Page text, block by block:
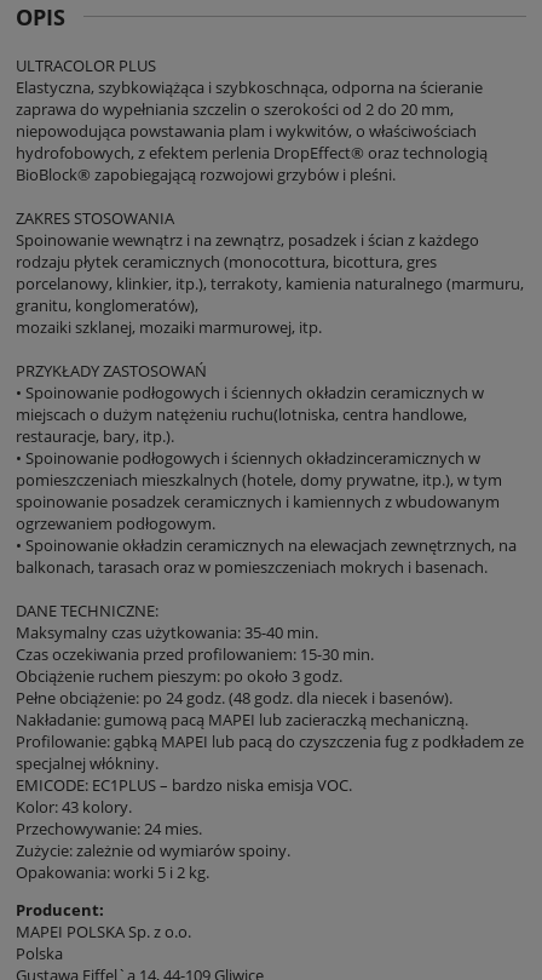
OPIS
ULTRACOLOR PLUS
Elastyczna, szybkowiążąca i szybkoschnąca, odporna na ścieranie
zaprawa do wypełniania szczelin o szerokości od 2 do 20 mm,
niepowodująca powstawania plam i wykwitów, o właściwościach
hydrofobowych, z efektem perlenia DropEffect® oraz technologią
BioBlock® zapobiegającą rozwojowi grzybów i pleśni.
ZAKRES STOSOWANIA
Spoinowanie wewnątrz i na zewnątrz, posadzek i ścian z każdego
rodzaju płytek ceramicznych (monocottura, bicottura, gres
porcelanowy, klinkier, itp.), terrakoty, kamienia naturalnego (marmuru,
granitu, konglomeratów),
mozaiki szklanej, mozaiki marmurowej, itp.
PRZYKŁADY ZASTOSOWAŃ
• Spoinowanie podłogowych i ściennych okładzin ceramicznych w
miejscach o dużym natężeniu ruchu(lotniska, centra handlowe,
restauracje, bary, itp.).
• Spoinowanie podłogowych i ściennych okładzinceramicznych w
pomieszczeniach mieszkalnych (hotele, domy prywatne, itp.), w tym
spoinowanie posadzek ceramicznych i kamiennych z wbudowanym
ogrzewaniem podłogowym.
• Spoinowanie okładzin ceramicznych na elewacjach zewnętrznych, na
balkonach, tarasach oraz w pomieszczeniach mokrych i basenach.
DANE TECHNICZNE:
Maksymalny czas użytkowania: 35-40 min.
Czas oczekiwania przed profilowaniem: 15-30 min.
Obciążenie ruchem pieszym: po około 3 godz.
Pełne obciążenie: po 24 godz. (48 godz. dla niecek i basenów).
Nakładanie: gumową pacą MAPEI lub zacieraczką mechaniczną.
Profilowanie: gąbką MAPEI lub pacą do czyszczenia fug z podkładem ze
specjalnej włókniny.
EMICODE: EC1PLUS – bardzo niska emisja VOC.
Kolor: 43 kolory.
Przechowywanie: 24 mies.
Zużycie: zależnie od wymiarów spoiny.
Opakowania: worki 5 i 2 kg.
Producent:
MAPEI POLSKA Sp. z o.o.
Polska
Gustawa Eiffel`a 14, 44-109 Gliwice